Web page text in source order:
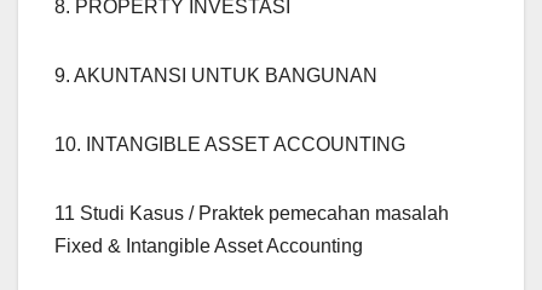
8. PROPERTY INVESTASI
9. AKUNTANSI UNTUK BANGUNAN
10. INTANGIBLE ASSET ACCOUNTING
11 Studi Kasus / Praktek pemecahan masalah
Fixed & Intangible Asset Accounting